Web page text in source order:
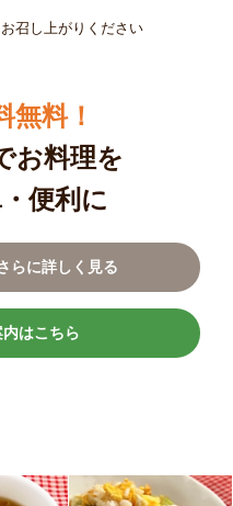
召し上がりください
無料！
お料理を
便利に
らに詳しく見る
はこちら